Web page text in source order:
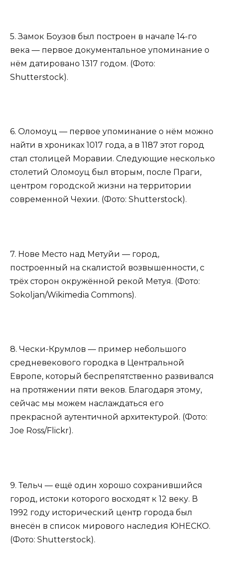
5. Замок Боузов был построен в начале 14-го
века — первое документальное упоминание о
нём датировано 1317 годом. (Фото:
Shutterstock).
6. Оломоуц — первое упоминание о нём можно
найти в хрониках 1017 года, а в 1187 этот город
стал столицей Моравии. Следующие несколько
столетий Оломоуц был вторым, после Праги,
центром городской жизни на территории
современной Чехии. (Фото: Shutterstock).
7. Нове Место над Метуйи — город,
построенный на скалистой возвышенности, с
трёх сторон окружённой рекой Метуя. (Фото:
Sokoljan/Wikimedia Commons).
8. Чески-Крумлов — пример небольшого
средневекового городка в Центральной
Европе, который беспрепятственно развивался
на протяжении пяти веков. Благодаря этому,
сейчас мы можем наслаждаться его
прекрасной аутентичной архитектурой. (Фото:
Joe Ross/Flickr).
9. Тельч — ещё один хорошо сохранившийся
город, истоки которого восходят к 12 веку. В
1992 году исторический центр города был
внесён в список мирового наследия ЮНЕСКО.
(Фото: Shutterstock).